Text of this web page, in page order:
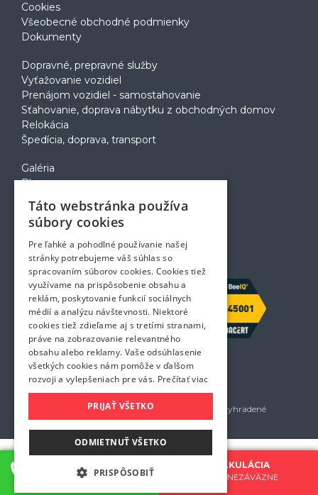
Cookies
Všeobecné obchodné podmienky
Dokumenty
Dopravné, prepravné služby
Vyťažovanie vozidiel
Prenájom vozidiel - samostahovanie
Sťahovanie, doprava nábytku z obchodných domov
Relokácia
Špedícia, doprava, transport
Galéria
Blog
Voľné pozície
Zapožičanie krabíc
Rady a tipy pri sťahovaní
Prepravný poriadok
Kontakt
Golem services, s.r.o. 2026 - Všetky práva vyhradené
Všetky uvedené ceny sú bez DPH
KONTAKTUJTE NÁS CENOVÁ KALKULÁCIA
BEZPLATNE A NEZÁVÄZNE
Táto webstránka používa
súbory cookies
Pre ľahké a pohodlné používanie našej
stránky potrebujeme váš súhlas so
spracovaním súborov cookies. Cookies tiež
využívame na prispôsobenie obsahu a
reklám, poskytovanie funkcií sociálnych
médií a analýzu návštevnosti. Niektoré
cookies tiež zdieľame aj s tretími stranami,
práve na zobrazovanie relevantného
obsahu alebo reklamy. Vaše odsúhlasenie
všetkých cookies nám pomôže v ďalšom
rozvoji a vylepšeniach pre vás. Prečítať viac
PRIJAŤ VŠETKO
ODMIETNUŤ VŠETKO
PRISPÔSOBIŤ